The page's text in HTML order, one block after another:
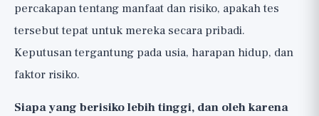
percakapan tentang manfaat dan risiko, apakah tes
tersebut tepat untuk mereka secara pribadi.
Keputusan tergantung pada usia, harapan hidup, dan
faktor risiko.
Siapa yang berisiko lebih tinggi, dan oleh karena